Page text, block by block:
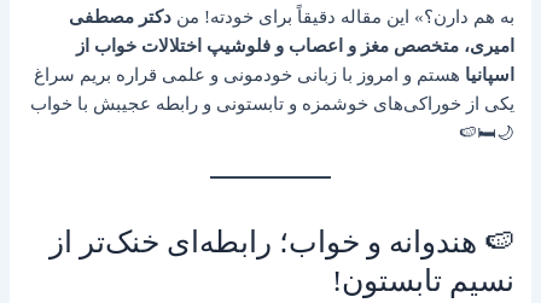
به هم دارن؟» این مقاله دقیقاً برای خودته! مندکتر مصطفی
امیری، متخصص مغز و اعصاب و فلوشیپ اختلالات خواب از
اسپانیا هستم و امروز با زبانی خودمونی و علمی قراره بریم سراغ
یکی از خوراکی‌های خوشمزه و تابستونی و رابطه عجیبش با خواب
🌙🛏️🍉
🍉 هندوانه و خواب؛ رابطه‌ای خنک‌تر از
نسیم تابستون!